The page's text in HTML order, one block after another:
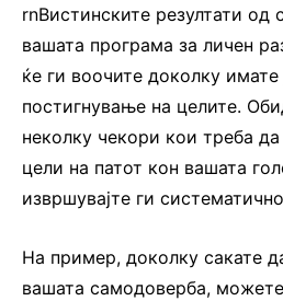
rnВистинските резултати од
вашата програма за личен
ќе ги воочите доколку имате
постигнување на целите.
неколку чекори кои треба
цели на патот кон вашата
извршувајте ги
На пример, доколку сакате
вашата самодоверба,